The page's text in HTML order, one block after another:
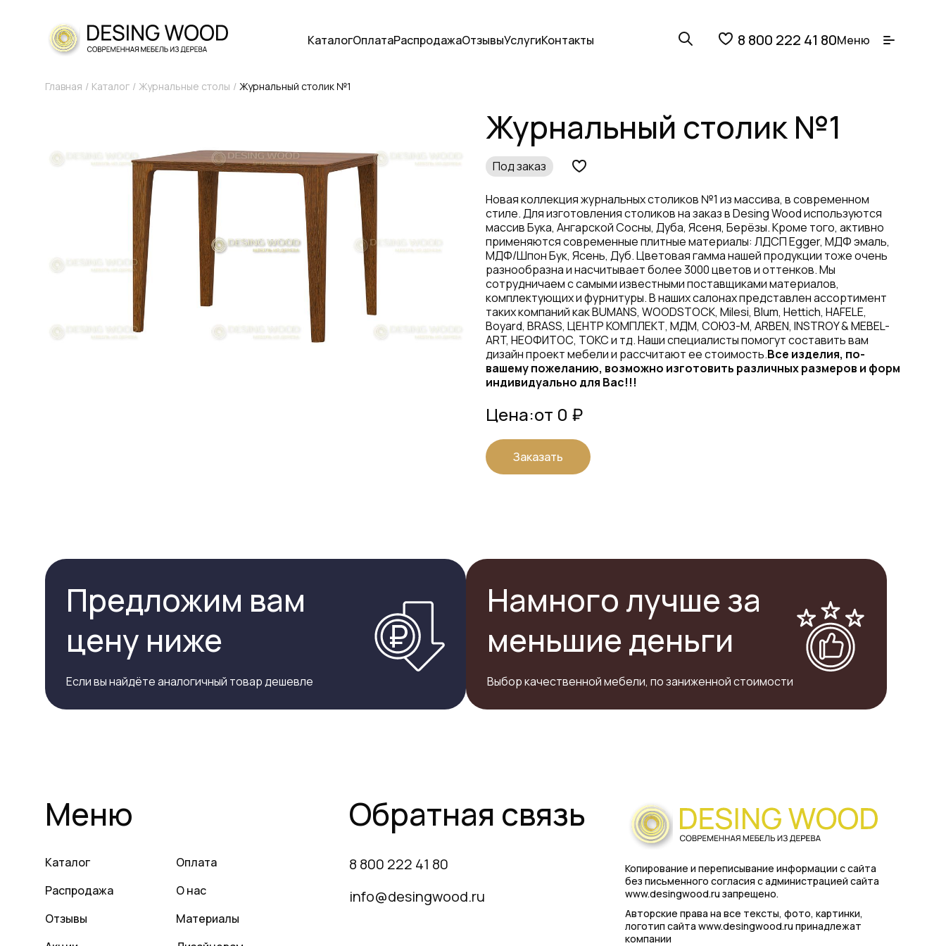
КаталогОплатаРаспродажаОтзывыУслугиКонтакты 8 800 222 41 80Меню
Главная Каталог Журнальные столы Журнальный столик №1
Журнальный столик №1
Под заказ
Новая коллекция журнальных столиков №1 из массива, в современном
стиле. Для изготовления столиков на заказ в Desing Wood используются
массив Бука, Ангарской Сосны, Дуба, Ясеня, Берёзы. Кроме того, активно
применяются современные плитные материалы: ЛДСП Egger, МДФ эмаль,
МДФ/Шпон Бук, Ясень, Дуб. Цветовая гамма нашей продукции тоже очень
разнообразна и насчитывает более 3000 цветов и оттенков. Мы
сотрудничаем с самыми известными поставщиками материалов,
комплектующих и фурнитуры. В наших салонах представлен ассортимент
таких компаний как BUMANS, WOODSTOCK, Milesi, Blum, Hettich, HAFELE,
Boyard, BRASS, ЦЕНТР КОМПЛЕКТ, МДМ, СОЮЗ-М, ARBEN, INSTROY & MEBEL-
ART, НЕОФИТОС, ТОКС и тд. Наши специалисты помогут составить вам
дизайн проект мебели и рассчитают ее стоимость.Все изделия, по-
вашему пожеланию, возможно изготовить различных размеров и форм
индивидуально для Вас!!!
Цена:от 0 ₽
Заказать
Предложим вам
цену ниже
Если вы найдёте аналогичный товар дешевле
Намного лучше за
меньшие деньги
Выбор качественной мебели, по заниженной стоимости
Меню
Каталог
Распродажа
Отзывы
Оплата
О нас
Материалы
Обратная связь
8 800 222 41 80
info@desingwood.ru
Копирование и переписывание информации с сайта
без письменного согласия с администрацией сайта
www.desingwood.ru запрещено.
Авторские права на все тексты, фото, картинки,
логотип сайта www.desingwood.ru принадлежат
компании